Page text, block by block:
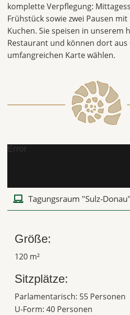
komplette Verpflegung:
Frühstück sowie zwei Pausen
Kuchen. Sie speisen in unserem
Restaurant und können dort
umfangreichen Karte wählen.
Error
Tagungsraum "Sulz-Donau"
Größe:
120 m²
Sitzplätze:
Parlamentarisch: 55 Personen
U-Form: 40 Personen